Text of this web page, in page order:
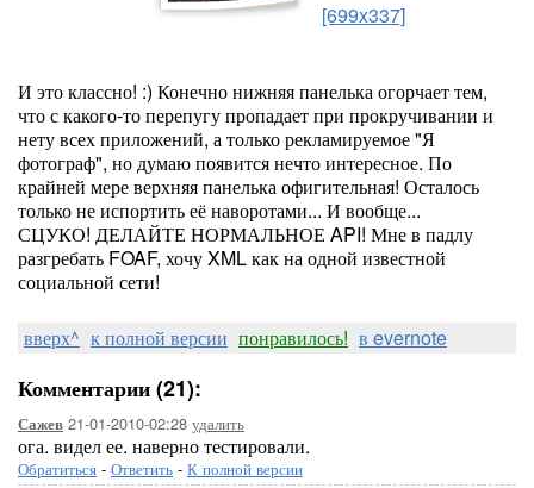
[699x337]
И это классно! :) Конечно нижняя панелька огорчает тем,
что с какого-то перепугу пропадает при прокручивании и
нету всех приложений, а только рекламируемое "Я
фотограф", но думаю появится нечто интересное. По
крайней мере верхняя панелька офигительная! Осталось
только не испортить её наворотами... И вообще...
СЦУКО! ДЕЛАЙТЕ НОРМАЛЬНОЕ API! Мне в падлу
разгребать FOAF, хочу XML как на одной известной
социальной сети!
вверх^ к полной версии понравилось! в evernote
Комментарии (21):
Сажев 21-01-2010-02:28 удалить
ога. видел ее. наверно тестировали.
Обратиться - Ответить - К полной версии